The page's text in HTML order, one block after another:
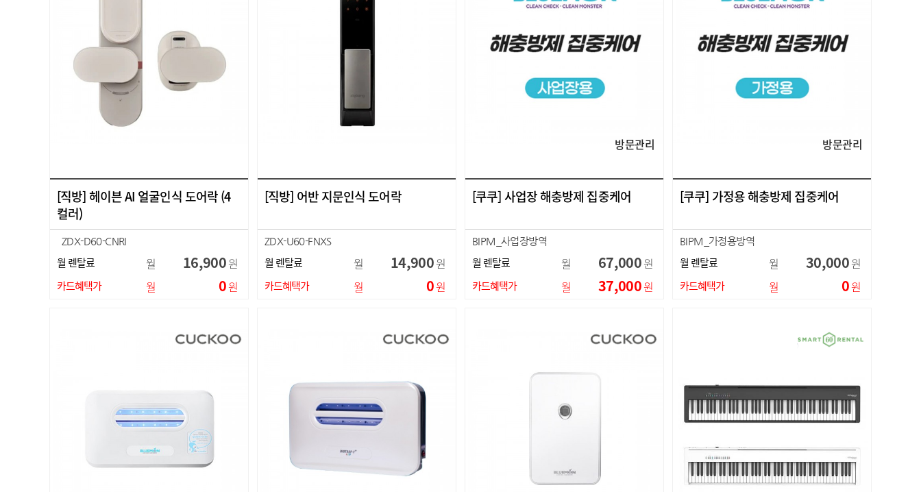
[직방] 헤이븐 AI 얼굴인식 도어락 (4
컬러)
ZDX-D60-CNRI
ZDX-D60-CNRP
월 렌탈료 월 16,900원
카드혜택가 월 0원
[직방] 어반 지문인식 도어락
ZDX-U60-FNXS
월 렌탈료 월 14,900원
카드혜택가 월 0원
방문관리
[쿠쿠] 사업장 해충방제 집중케어
BIPM_사업장방역
월 렌탈료 월 67,000원
카드혜택가 월 37,000원
방문관리
[쿠쿠] 가정용 해충방제 집중케어
BIPM_가정용방역
월 렌탈료 월 30,000원
카드혜택가 월 0원